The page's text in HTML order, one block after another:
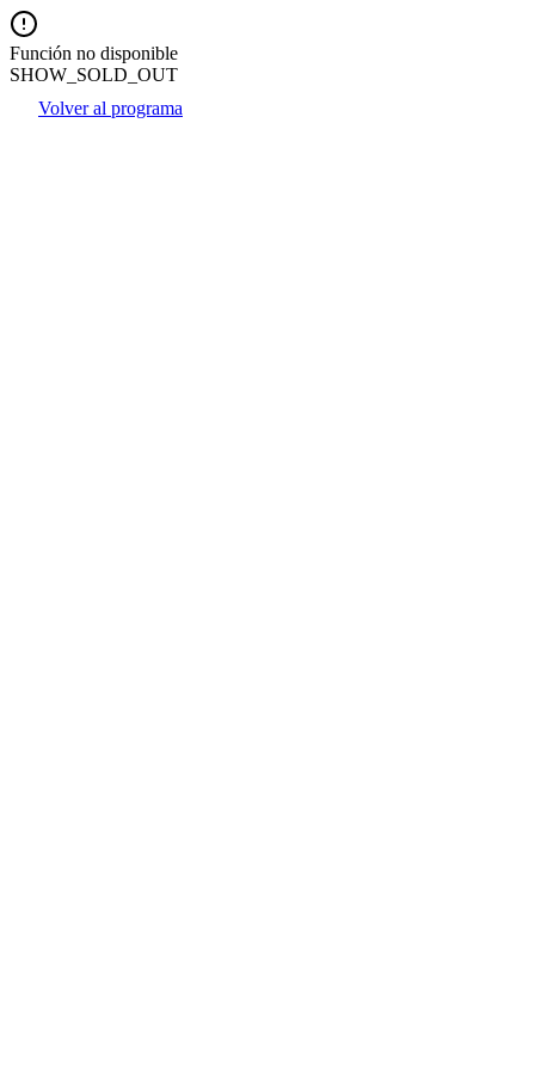
Función no disponible
SHOW_SOLD_OUT
Volver al programa